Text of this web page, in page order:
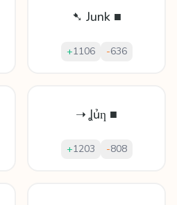
➷ Junk ■
+1106 -636
➝ Ʝủƞ ■
+1203 -808